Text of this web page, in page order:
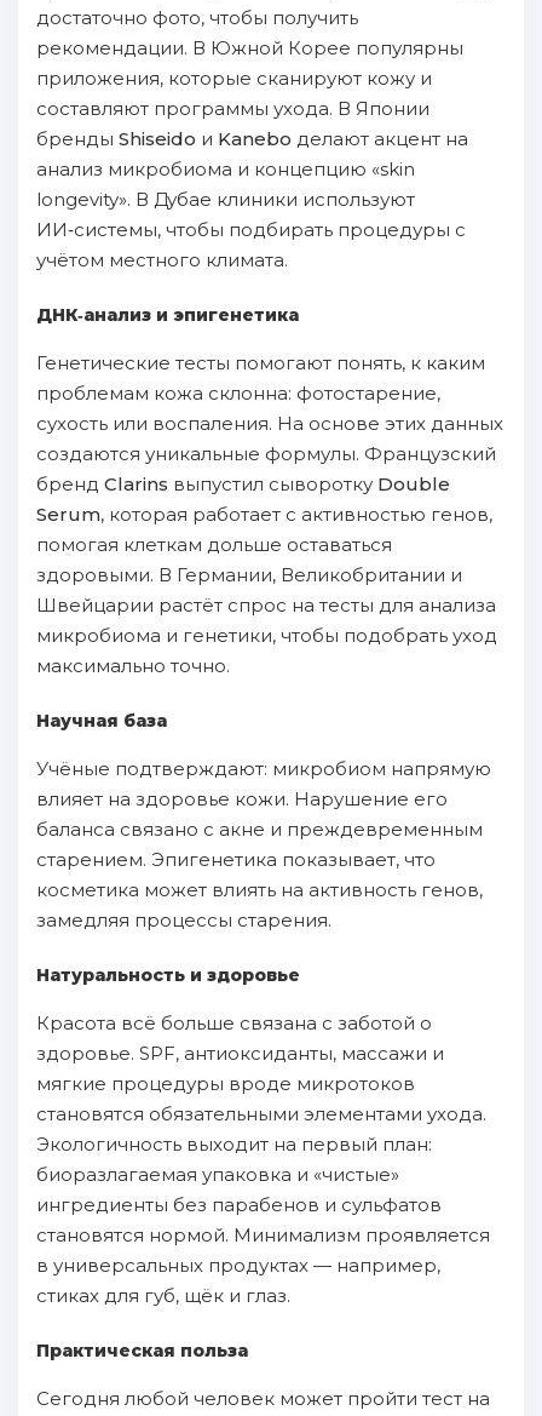
достаточно фото, чтобы получить
рекомендации. В Южной Корее популярны
приложения, которые сканируют кожу и
составляют программы ухода. В Японии
бренды Shiseido и Kanebo делают акцент на
анализ микробиома и концепцию «skin
longevity». В Дубае клиники используют
ИИ‑системы, чтобы подбирать процедуры с
учётом местного климата.
ДНК‑анализ и эпигенетика
Генетические тесты помогают понять, к каким
проблемам кожа склонна: фотостарение,
сухость или воспаления. На основе этих данных
создаются уникальные формулы. Французский
бренд Clarins выпустил сыворотку Double
Serum, которая работает с активностью генов,
помогая клеткам дольше оставаться
здоровыми. В Германии, Великобритании и
Швейцарии растёт спрос на тесты для анализа
микробиома и генетики, чтобы подобрать уход
максимально точно.
Научная база
Учёные подтверждают: микробиом напрямую
влияет на здоровье кожи. Нарушение его
баланса связано с акне и преждевременным
старением. Эпигенетика показывает, что
косметика может влиять на активность генов,
замедляя процессы старения.
Натуральность и здоровье
Красота всё больше связана с заботой о
здоровье. SPF, антиоксиданты, массажи и
мягкие процедуры вроде микротоков
становятся обязательными элементами ухода.
Экологичность выходит на первый план:
биоразлагаемая упаковка и «чистые»
ингредиенты без парабенов и сульфатов
становятся нормой. Минимализм проявляется
в универсальных продуктах — например,
стиках для губ, щёк и глаз.
Практическая польза
Сегодня любой человек может пройти тест на